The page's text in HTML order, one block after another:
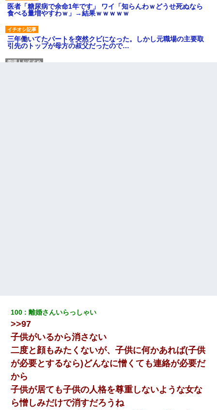
医者「糖尿病で余命1年です」 ワイ「知らんわｗどうせ死ぬなら
食べる量増やすわｗ」→結果ｗｗｗｗｗ
三年働いてたパートを突然クビになった。しかし元職場の主要取
引先のトップが母方の叔父だったので…
じゃ？）→俺電話「今何してんの？」同僚「シーで並んでるこ
高1のとき男に襲われ、不妊の叔母に頼まれて出産。→叔母夫婦が
養子縁組してアメリカに子供を連れ帰った。→9・11で叔母夫婦が
亡くなってしまい…
妻と同居し始めたときから、よく妻が「どこかで音漏れしてな
い？音楽聞こえる」と言っていて…
100 離婚さんいらっしゃい
>>97
子供がいるから消さない
二度と顔もみたくないが、子供に何かあれば(子供
が必要とするなら)どんなに憎くても連絡が必要だ
から
子供が居ても子供の人格を尊重しないような女な
ら憎しみだけで消すだろうね